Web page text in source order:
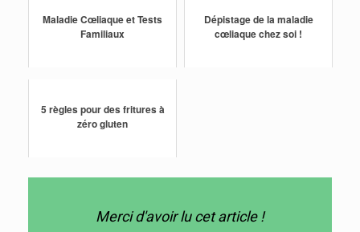
Maladie Cœliaque et Tests
Familiaux
Dépistage de la maladie
cœliaque chez soi !
5 règles pour des fritures à
zéro gluten
Merci d'avoir lu cet article !